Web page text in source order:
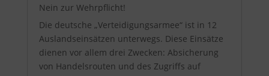
Nein zur Wehrpflicht!
Die deutsche „Verteidigungsarmee“ ist in 12
Auslandseinsätzen unterwegs. Diese Einsätze
dienen vor allem drei Zwecken: Absicherung
von Handelsrouten und des Zugriffs auf